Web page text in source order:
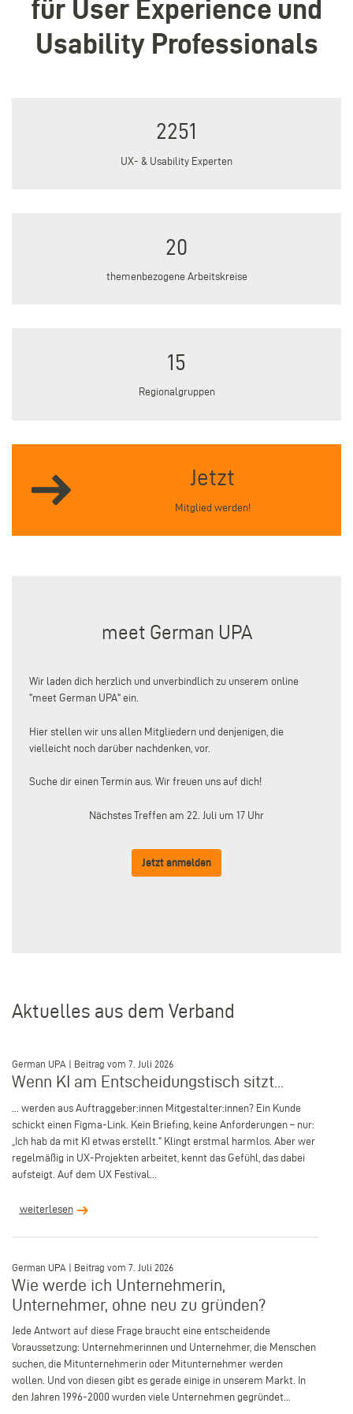
für User Experience und
Usability Professionals
2251
UX- & Usability Experten
20
themenbezogene Arbeitskreise
15
Regionalgruppen
Jetzt
Mitglied werden!
meet German UPA
Wir laden dich herzlich und unverbindlich zu unserem online
"meet German UPA" ein.
Hier stellen wir uns allen Mitgliedern und denjenigen, die
vielleicht noch darüber nachdenken, vor.
Suche dir einen Termin aus. Wir freuen uns auf dich!
Nächstes Treffen am 22. Juli um 17 Uhr
Jetzt anmelden
Aktuelles aus dem Verband
German UPA | Beitrag vom 7. Juli 2026
Wenn KI am Entscheidungstisch sitzt...
... werden aus Auftraggeber:innen Mitgestalter:innen? Ein Kunde
schickt einen Figma-Link. Kein Briefing, keine Anforderungen – nur:
„Ich hab da mit KI etwas erstellt." Klingt erstmal harmlos. Aber wer
regelmäßig in UX-Projekten arbeitet, kennt das Gefühl, das dabei
aufsteigt. Auf dem UX Festival...
weiterlesen
German UPA | Beitrag vom 7. Juli 2026
Wie werde ich Unternehmerin,
Unternehmer, ohne neu zu gründen?
Jede Antwort auf diese Frage braucht eine entscheidende
Voraussetzung: Unternehmerinnen und Unternehmer, die Menschen
suchen, die Mitunternehmerin oder Mitunternehmer werden
wollen. Und von diesen gibt es gerade einige in unserem Markt. In
den Jahren 1996-2000 wurden viele Unternehmen gegründet...